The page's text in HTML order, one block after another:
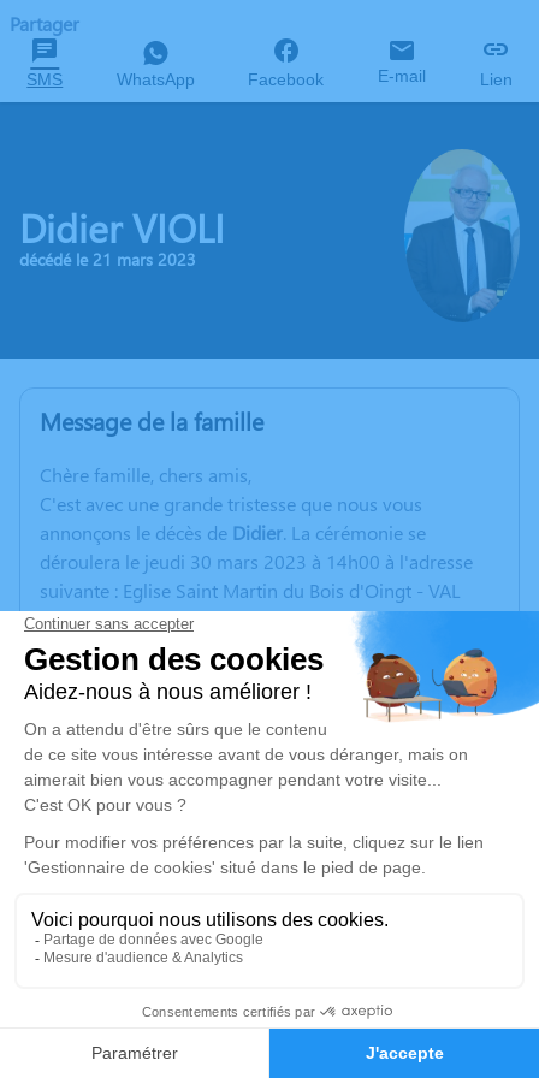
Faire-part Hommages
Partager
SMS WhatsApp Facebook E-mail Lien
Didier VIOLI
décédé le 21 mars 2023
Message de la famille
Chère famille, chers amis,
C'est avec une grande tristesse que nous vous
annonçons le décès de Didier. La cérémonie se
déroulera le jeudi 30 mars 2023 à 14h00 à l'adresse
suivante : Eglise Saint Martin du Bois d'Oingt - VAL
D'OINGT.
La cérémonie sera suivie de la crémation à Gleizé;
important : être sur place à 15h30.
Un service de plantation d’arbre hommage est
disponible ici.
Cérémonie
jeudi 30 mars 2023 à 14h00
Eglise Saint Martin 73 rue Peignaux Dames
Je rends hommage